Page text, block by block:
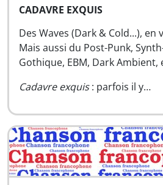
CADAVRE EXQUIS
Des Waves (Dark & Cold...), en
Mais aussi du Post-Punk,
Gothique, EBM, Dark
Cadavre exquis: parfois il y…